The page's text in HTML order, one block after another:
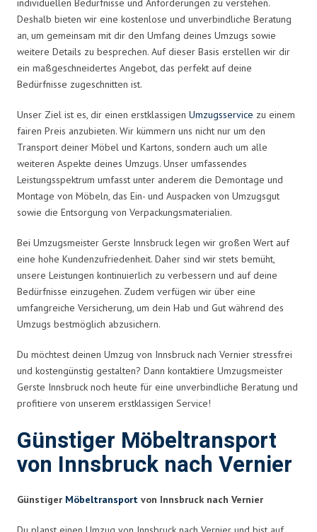
individuellen Bedürfnisse und Anforderungen zu verstehen.
Deshalb bieten wir eine kostenlose und unverbindliche Beratung
an, um gemeinsam mit dir den Umfang deines Umzugs sowie
weitere Details zu besprechen. Auf dieser Basis erstellen wir dir
ein maßgeschneidertes Angebot, das perfekt auf deine
Bedürfnisse zugeschnitten ist.
Unser Ziel ist es, dir einen erstklassigen Umzugsservice zu einem
fairen Preis anzubieten. Wir kümmern uns nicht nur um den
Transport deiner Möbel und Kartons, sondern auch um alle
weiteren Aspekte deines Umzugs. Unser umfassendes
Leistungsspektrum umfasst unter anderem die Demontage und
Montage von Möbeln, das Ein- und Auspacken von Umzugsgut
sowie die Entsorgung von Verpackungsmaterialien.
Bei Umzugsmeister Gerste Innsbruck legen wir großen Wert auf
eine hohe Kundenzufriedenheit. Daher sind wir stets bemüht,
unsere Leistungen kontinuierlich zu verbessern und auf deine
Bedürfnisse einzugehen. Zudem verfügen wir über eine
umfangreiche Versicherung, um dein Hab und Gut während des
Umzugs bestmöglich abzusichern.
Du möchtest deinen Umzug von Innsbruck nach Vernier stressfrei
und kostengünstig gestalten? Dann kontaktiere Umzugsmeister
Gerste Innsbruck noch heute für eine unverbindliche Beratung und
profitiere von unserem erstklassigen Service!
Günstiger Möbeltransport
von Innsbruck nach Vernier
Günstiger Möbeltransport von Innsbruck nach Vernier